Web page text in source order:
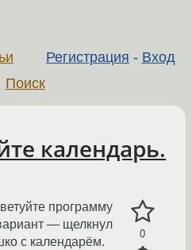
Регистрация - Вход
Поиск
календарь.
0
программу
— щелкнул
с календарём.